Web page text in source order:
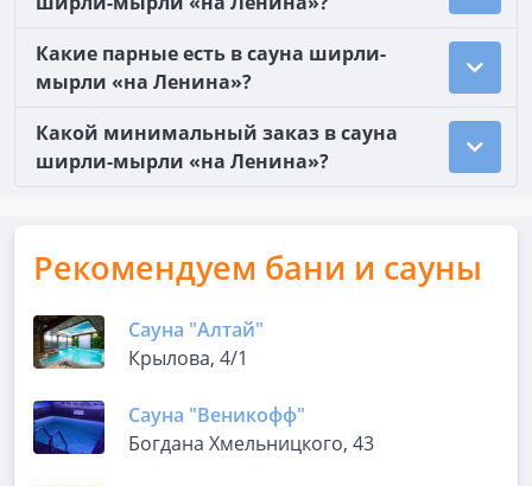
Какие парные есть в сауна ширли-
мырли «на Ленина»?
Какой минимальный заказ в сауна
ширли-мырли «на Ленина»?
Рекомендуем бани и сауны
Сауна "Алтай"
Крылова, 4/1
Сауна "Веникофф"
Богдана Хмельницкого, 43